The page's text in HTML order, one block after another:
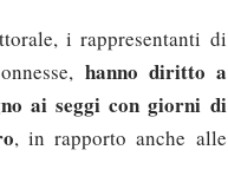
i rappresentanti di
hanno diritto a
ai seggi con giorni di
, in rapporto anche alle